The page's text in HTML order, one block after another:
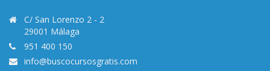
C/ San Lorenzo 2 - 2
29001 Málaga
951 400 150
info@buscocursosgratis.com